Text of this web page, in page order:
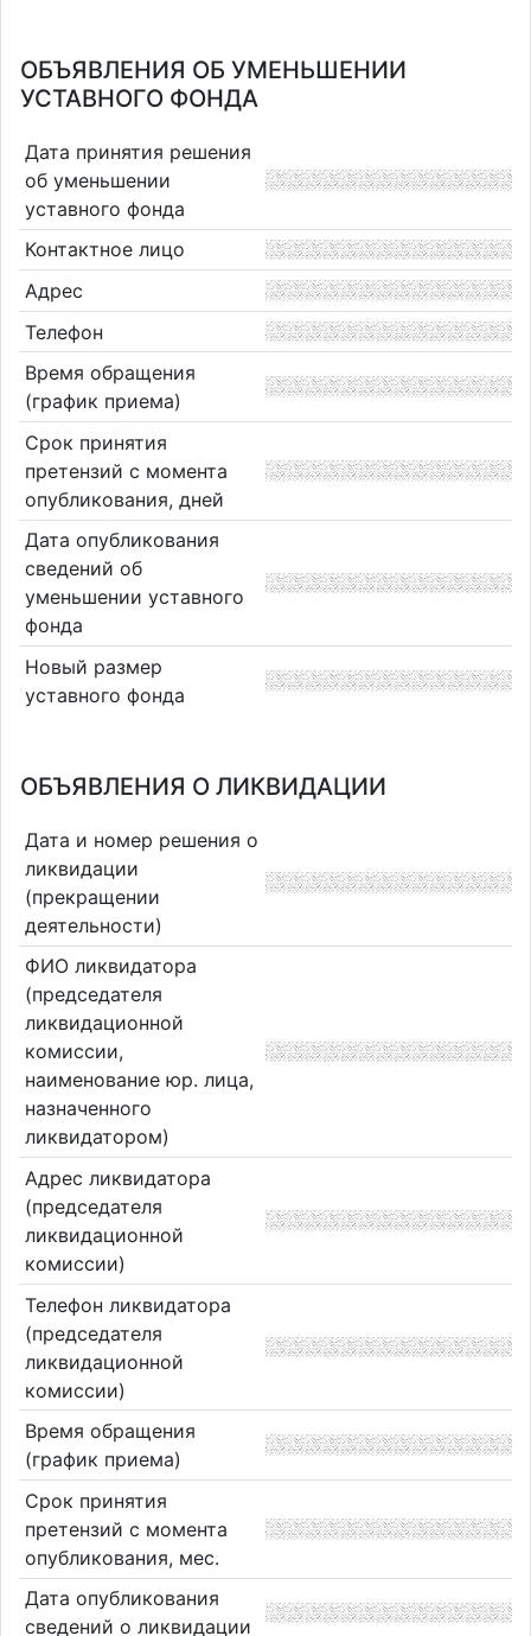
ОБЪЯВЛЕНИЯ ОБ УМЕНЬШЕНИИ
УСТАВНОГО ФОНДА
Дата принятия решения
об уменьшении
уставного фонда
Контактное лицо
Адрес
Телефон
Время обращения
(график приема)
Срок принятия
претензий с момента
опубликования, дней
Дата опубликования
сведений об
уменьшении уставного
фонда
Новый размер
уставного фонда
ОБЪЯВЛЕНИЯ О ЛИКВИДАЦИИ
Дата и номер решения о
ликвидации
(прекращении
деятельности)
ФИО ликвидатора
(председателя
ликвидационной
комиссии,
наименование юр. лица,
назначенного
ликвидатором)
Адрес ликвидатора
(председателя
ликвидационной
комиссии)
Телефон ликвидатора
(председателя
ликвидационной
комиссии)
Время обращения
(график приема)
Срок принятия
претензий с момента
опубликования, мес.
Дата опубликования
сведений о ликвидации